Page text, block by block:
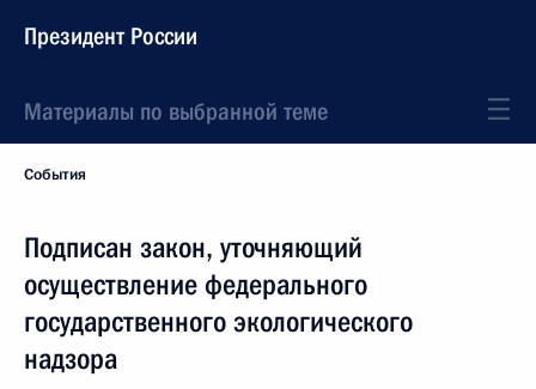
Президент России
Материалы по выбранной теме
События
Подписан закон, уточняющий
осуществление федерального
государственного экологического
надзора